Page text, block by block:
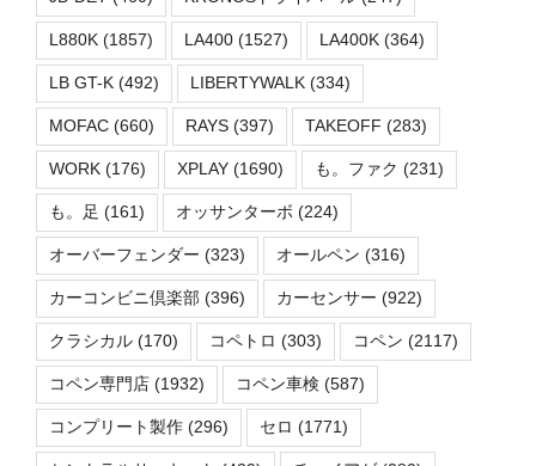
L880K (1857) LA400 (1527) LA400K (364)
LB GT-K (492) LIBERTYWALK (334)
MOFAC (660) RAYS (397) TAKEOFF (283)
WORK (176) XPLAY (1690) も。ファク (231)
も。足 (161) オッサンターボ (224)
オーバーフェンダー (323) オールペン (316)
カーコンビニ倶楽部 (396) カーセンサー (922)
クラシカル (170) コペトロ (303) コペン (2117)
コペン専門店 (1932) コペン車検 (587)
コンプリート製作 (296) セロ (1771)